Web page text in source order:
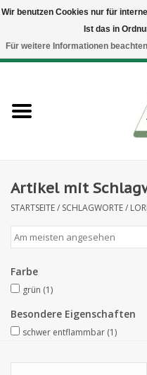
Neues
Blumenzubehör
Kunstblumen
Kunstpflanzen
Blatt- und Beerenzweige
Artikel mit
STARTSEITE/ SCHLAGWORTE/
Farbe
grün (1)
Besondere Eigenschaften
schwer entflammbar (1)
Wir benutzen Cookies nur für
Ist das in
Für weitere Informationen